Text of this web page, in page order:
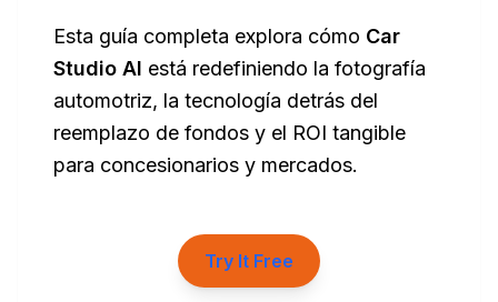
Esta guía completa explora cómo Car
Studio AI está redefiniendo la fotografía
automotriz, la tecnología detrás del
reemplazo de fondos y el ROI tangible
para concesionarios y mercados.
Try It Free